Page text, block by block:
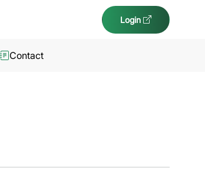
Login
Contact